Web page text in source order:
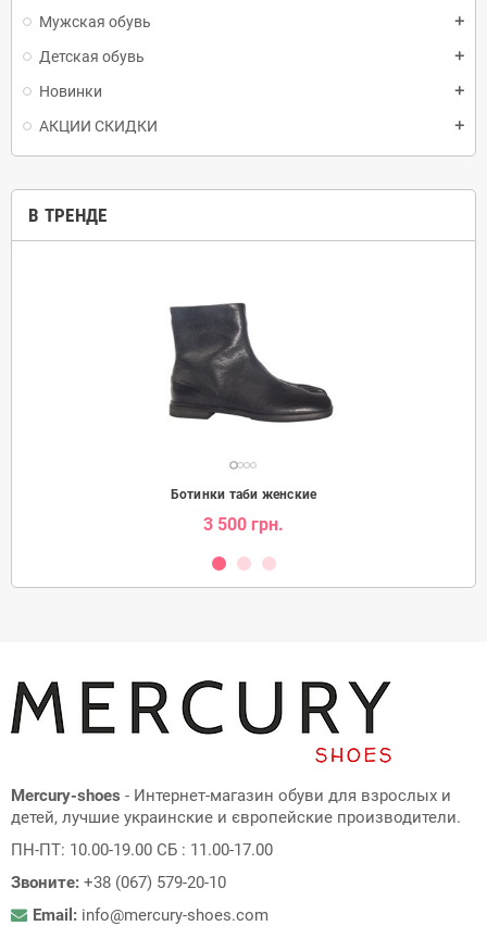
Мужская обувь add
Детская обувь add
Новинки add
АКЦИИ СКИДКИ add
В ТРЕНДЕ
Ботинки таби женские
3 500 грн.
Mercury-shoes - Интернет-магазин обуви для взрослых и
детей, лучшие украинские и європейские производители.
ПН-ПТ: 10.00-19.00 СБ : 11.00-17.00
Звоните: +38 (067) 579-20-10
Email: info@mercury-shoes.com